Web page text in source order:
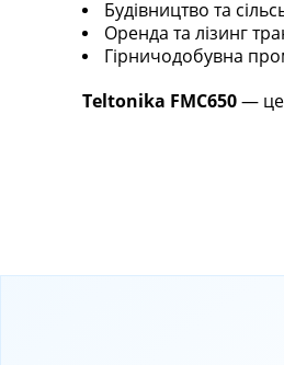
​Будівництво та
​Оренда та лізинг
​Гірничодобувна
Teltonika FMC650— це